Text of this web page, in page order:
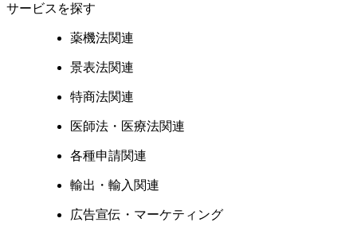
サービスを探す
薬機法関連
景表法関連
特商法関連
医師法・医療法関連
各種申請関連
輸出・輸入関連
広告宣伝・マーケティング